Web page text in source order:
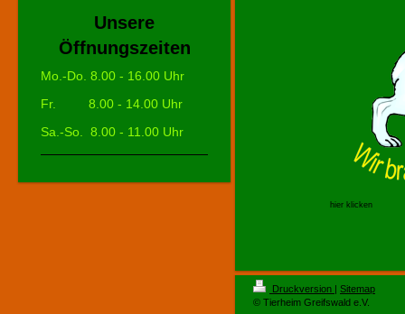
Unsere
Öffnungszeiten
Mo.-Do. 8.00 - 16.00 Uhr
Fr. 8.00 - 14.00 Uhr
Sa.-So.
8.00 - 11.00 Uhr
hier klicken
Druckversion | Sitemap
© Tierheim Greifswald e.V.